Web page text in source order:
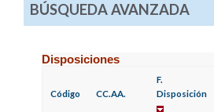
BÚSQUEDA AVANZADA
Disposiciones
Código CC.AA.
F.
Disposición